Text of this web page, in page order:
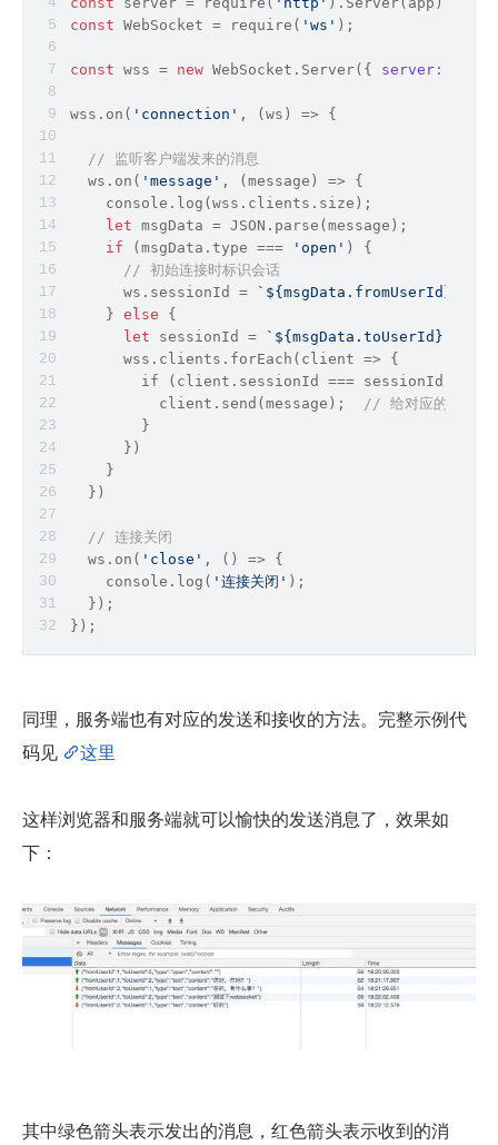
const WebSocket = require ( 'ws' );
const wss = new WebSocket.Server({ server :
wss.on( 'connection' , ( ws ) => {
// 监听客户端发来的消息
  ws.on(
'message' , ( message ) => {
    console.
log (wss.clients.size);
let msgData = JSON .parse(message);
if (msgData. type === 'open' ) {
// 初始连接时标识会话
      ws.sessionId =
` ${msgData.fromUserId}
    }
else {
let sessionId = ` ${msgData.toUserId}
      wss.clients.forEach(
client => {
        if (client.sessionId === sessionId) {
// 给对应的客户端
        }
      })
    }
  })
// 连接关闭
  ws.on(
'close' , () => {
    console.
log ( '连接关闭' );
  });
});
同理，服务端也有对应的发送和接收的方法。完整示例代
码见
这里
这样浏览器和服务端就可以愉快的发送消息了，效果如
下：
其中绿色箭头表示发出的消息，红色箭头表示收到的消